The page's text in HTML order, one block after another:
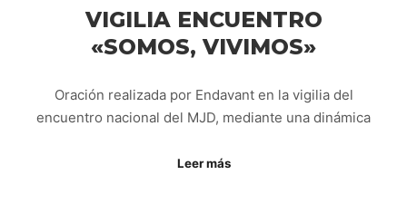
VIGILIA ENCUENTRO
«SOMOS, VIVIMOS»
Oración realizada por Endavant en la vigilia del
encuentro nacional del MJD, mediante una dinámica
Leer más